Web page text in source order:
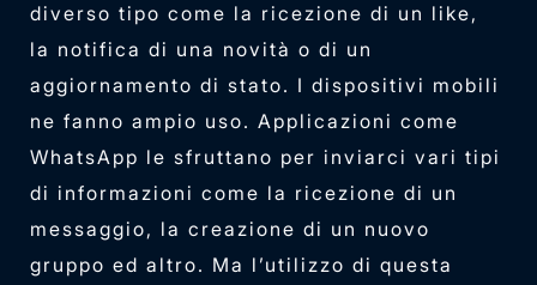
diverso tipo come la ricezione di un like,
la notifica di una novità o di un
aggiornamento di stato. I dispositivi mobili
ne fanno ampio uso. Applicazioni come
WhatsApp le sfruttano per inviarci vari tipi
di informazioni come la ricezione di un
messaggio, la creazione di un nuovo
gruppo ed altro. Ma l’utilizzo di questa